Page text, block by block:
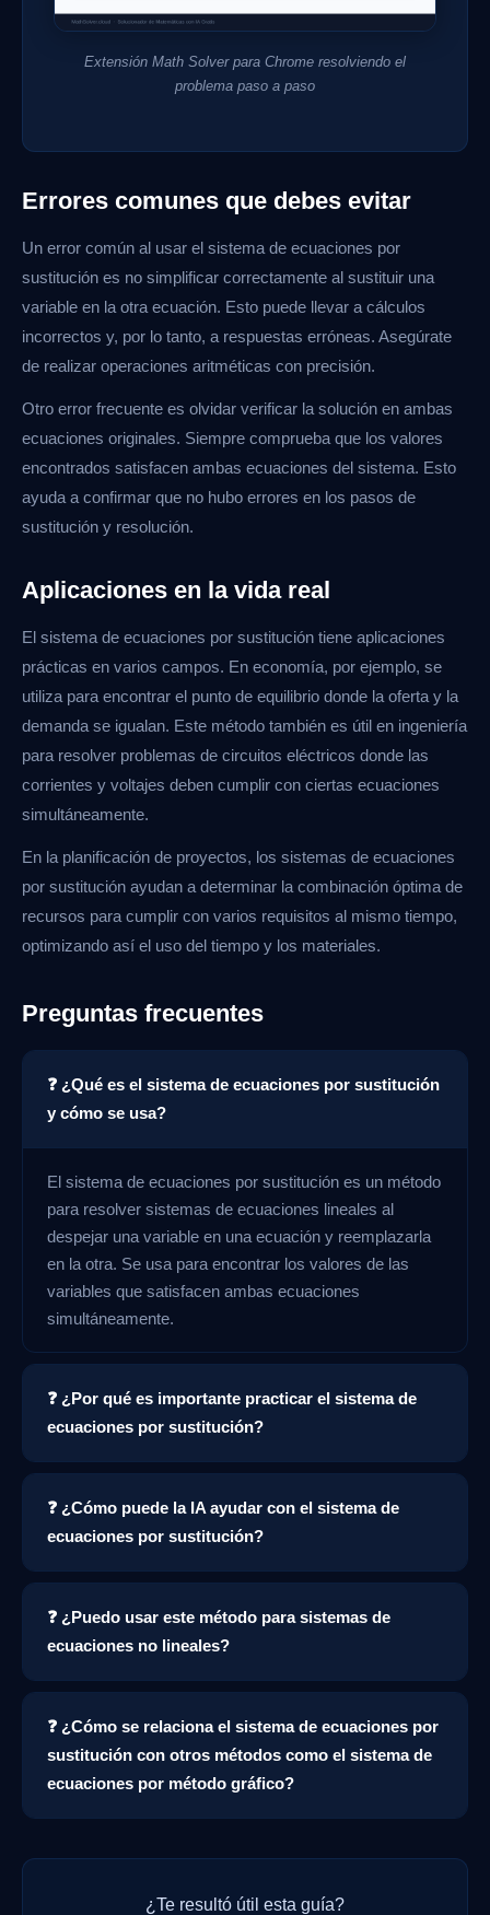
Extensión Math Solver para Chrome resolviendo el
problema paso a paso
Errores comunes que debes evitar
Un error común al usar el sistema de ecuaciones por
sustitución es no simplificar correctamente al sustituir una
variable en la otra ecuación. Esto puede llevar a cálculos
incorrectos y, por lo tanto, a respuestas erróneas. Asegúrate
de realizar operaciones aritméticas con precisión.
Otro error frecuente es olvidar verificar la solución en ambas
ecuaciones originales. Siempre comprueba que los valores
encontrados satisfacen ambas ecuaciones del sistema. Esto
ayuda a confirmar que no hubo errores en los pasos de
sustitución y resolución.
Aplicaciones en la vida real
El sistema de ecuaciones por sustitución tiene aplicaciones
prácticas en varios campos. En economía, por ejemplo, se
utiliza para encontrar el punto de equilibrio donde la oferta y la
demanda se igualan. Este método también es útil en ingeniería
para resolver problemas de circuitos eléctricos donde las
corrientes y voltajes deben cumplir con ciertas ecuaciones
simultáneamente.
En la planificación de proyectos, los sistemas de ecuaciones
por sustitución ayudan a determinar la combinación óptima de
recursos para cumplir con varios requisitos al mismo tiempo,
optimizando así el uso del tiempo y los materiales.
Preguntas frecuentes
❓ ¿Qué es el sistema de ecuaciones por sustitución
y cómo se usa?
El sistema de ecuaciones por sustitución es un método
para resolver sistemas de ecuaciones lineales al
despejar una variable en una ecuación y reemplazarla
en la otra. Se usa para encontrar los valores de las
variables que satisfacen ambas ecuaciones
simultáneamente.
❓ ¿Por qué es importante practicar el sistema de
ecuaciones por sustitución?
❓ ¿Cómo puede la IA ayudar con el sistema de
ecuaciones por sustitución?
❓ ¿Puedo usar este método para sistemas de
ecuaciones no lineales?
❓ ¿Cómo se relaciona el sistema de ecuaciones por
sustitución con otros métodos como el sistema de
ecuaciones por método gráfico?
¿Te resultó útil esta guía?